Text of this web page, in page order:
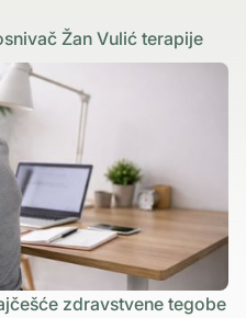
Žan Vulić terapije
zdravstvene tegobe